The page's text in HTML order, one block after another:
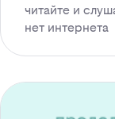
читайте и
нет интернета